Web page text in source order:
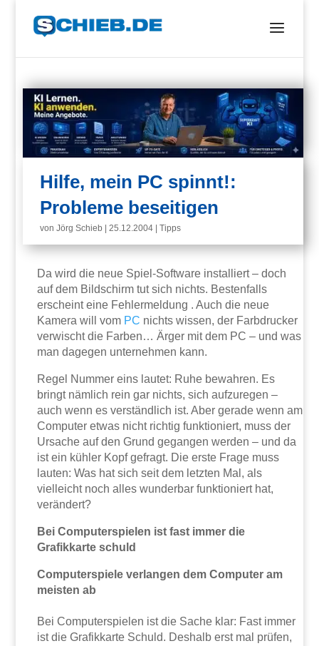
Hilfe, mein PC spinnt!:
Probleme beseitigen
vonJörg Schieb |25.12.2004 |Tipps
Da wird die neue Spiel-Software installiert – doch
auf dem Bildschirm tut sich nichts. Bestenfalls
erscheint eine Fehlermeldung . Auch die neue
Kamera will vom PC nichts wissen, der Farbdrucker
verwischt die Farben… Ärger mit dem PC – und was
man dagegen unternehmen kann.
Regel Nummer eins lautet: Ruhe bewahren. Es
bringt nämlich rein gar nichts, sich aufzuregen –
auch wenn es verständlich ist. Aber gerade wenn am
Computer etwas nicht richtig funktioniert, muss der
Ursache auf den Grund gegangen werden – und da
ist ein kühler Kopf gefragt. Die erste Frage muss
lauten: Was hat sich seit dem letzten Mal, als
vielleicht noch alles wunderbar funktioniert hat,
verändert?
Bei Computerspielen ist fast immer die
Grafikkarte schuld
Computerspiele verlangen dem Computer am
meisten ab
Bei Computerspielen ist die Sache klar: Fast immer
ist die Grafikkarte Schuld. Deshalb erst mal prüfen,